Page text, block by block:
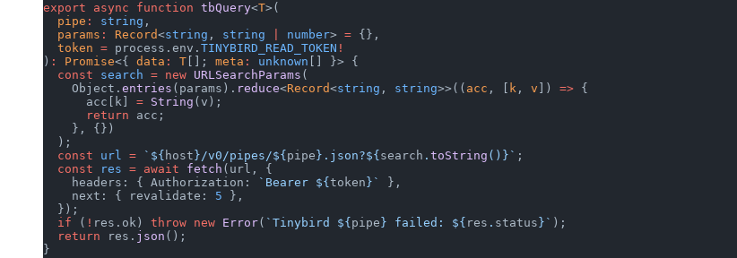
export async function tbQuery<T>(
  pipe
: string ,
  params
: Record<string , string number> = {},
  token
= process.env. TINYBIRD_READ_TOKEN !
) : Promise<{ data : T []; meta : unknown [] }> {
  const
search = new URLSearchParams (
    Object.
entries (params). reduce<Record<string , string>>(( acc , [ k , v ]) => {
      acc[k]
= String (v);
      return
acc;
    }, {})
  );
  const
url = `${ host }/v0/pipes/${ pipe }.json?${ search . toString () }` ;
  const
res = await fetch (url, {
    headers: { Authorization:
`Bearer ${ token }`
},
    next: { revalidate:
5 },
  });
  if
( ! res.ok) throw new Error( `Tinybird ${ pipe } failed: ${ res . status }` );
  return
res. json ();
}